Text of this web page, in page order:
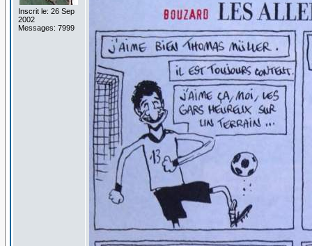
Inscrit le: 26 Sep
2002
Messages: 7999